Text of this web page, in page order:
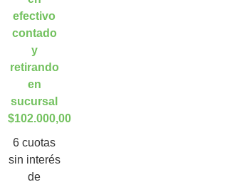
efectivo
contado
y
retirando
en
sucursal
$102.000,00
6 cuotas
sin interés
de